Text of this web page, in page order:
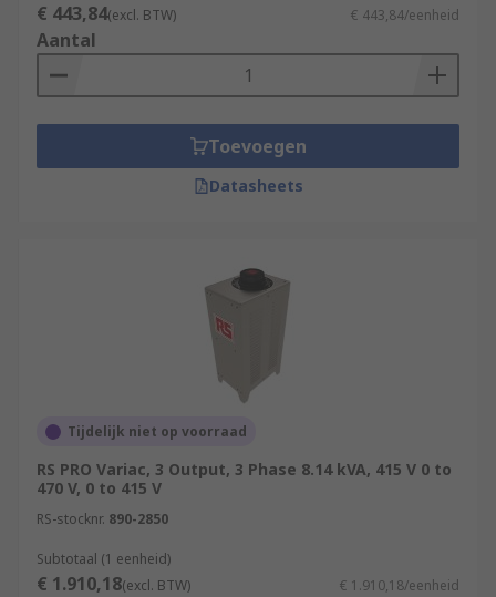
€ 443,84(excl. BTW) € 443,84/eenheid
Aantal
Toevoegen
Datasheets
Tijdelijk niet op voorraad
RS PRO Variac, 3 Output, 3 Phase 8.14 kVA, 415 V 0 to
470 V, 0 to 415 V
RS-stocknr. 890-2850
Subtotaal (1 eenheid)
€ 1.910,18(excl. BTW) € 1.910,18/eenheid